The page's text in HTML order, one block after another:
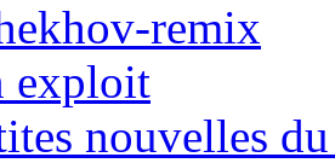
remix
exploit
nouvelles